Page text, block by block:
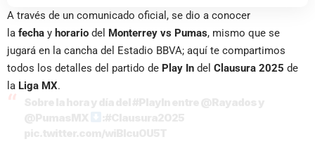
A través de un comunicado oficial, se dio a conocer
la fecha y horario del Monterrey vs Pumas, mismo que se
jugará en la cancha del Estadio BBVA; aquí te compartimos
todos los detalles del partido de Play In del Clausura 2025 de
la Liga MX.